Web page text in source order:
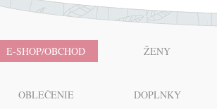
E-SHOP/OBCHOD ŽENY
OBLEČENIE DOPLNKY